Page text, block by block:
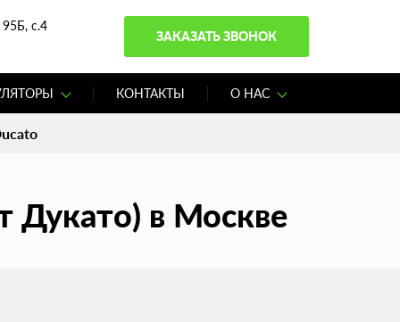
с.4
ЗАКАЗАТЬ ЗВОНОК
КОНТАКТЫ О НАС
Дукато) в Москве